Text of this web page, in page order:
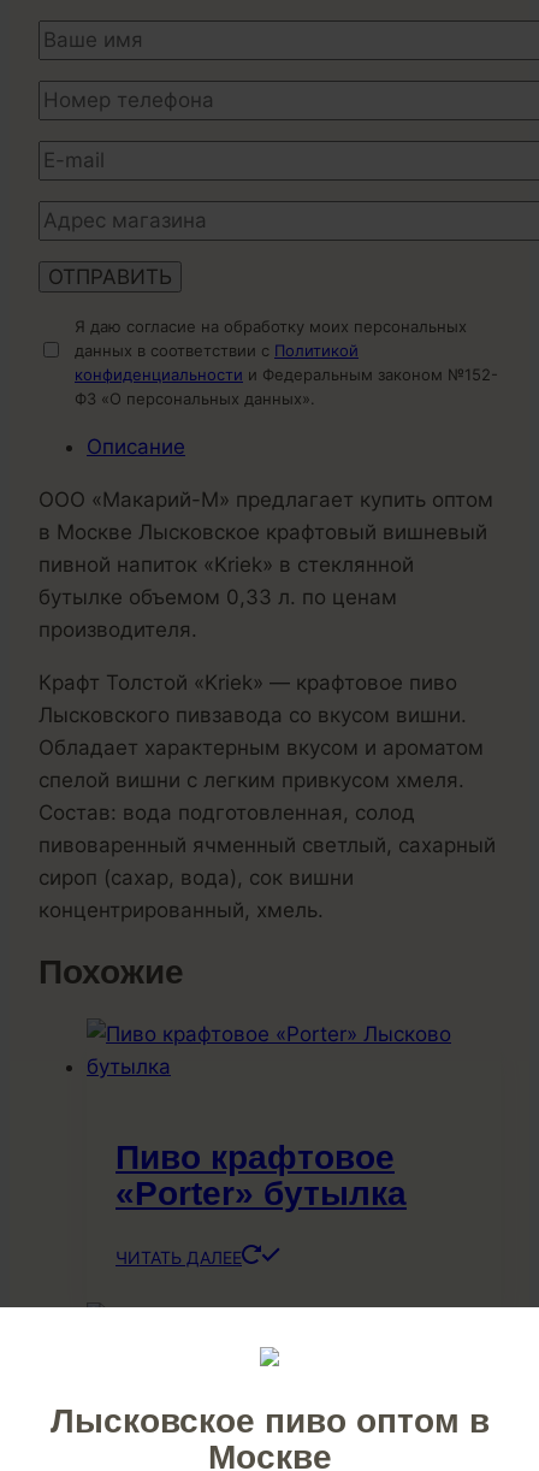
Лысковское пиво оптом в
Москве
Я даю согласие на обработку моих персональных
данных в соответствии с Политикой
конфиденциальности и Федеральным законом №152-
ФЗ «О персональных данных».
Описание
ООО «Макарий-М» предлагает купить оптом
в Москве Лысковское крафтовый вишневый
пивной напиток «Kriek» в стеклянной
бутылке объемом 0,33 л. по ценам
производителя.
Крафт Толстой «Kriek» — крафтовое пиво
Лысковского пивзавода со вкусом вишни.
Обладает характерным вкусом и ароматом
спелой вишни с легким привкусом хмеля.
Состав: вода подготовленная, солод
пивоваренный ячменный светлый, сахарный
сироп (сахар, вода), сок вишни
концентрированный, хмель.
Похожие
Пиво крафтовое
«Porter» бутылка
ЧИТАТЬ ДАЛЕЕ
Крафт Толстой